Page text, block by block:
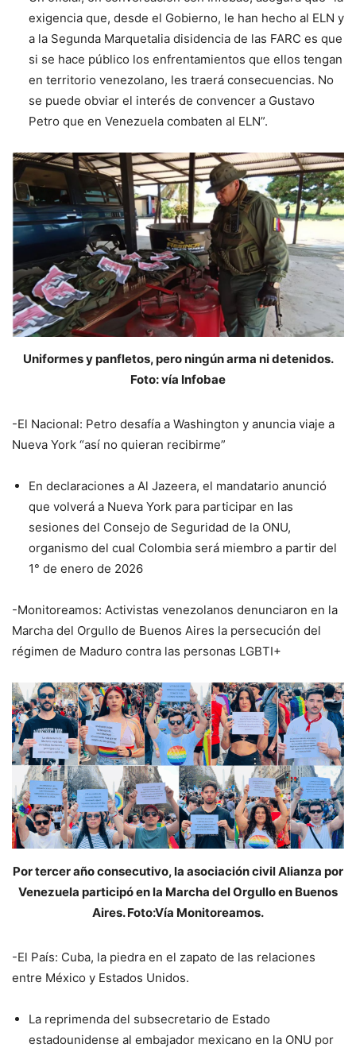
exigencia que, desde el Gobierno, le han hecho al ELN y
a la Segunda Marquetalia disidencia de las FARC es que
si se hace público los enfrentamientos que ellos tengan
en territorio venezolano, les traerá consecuencias. No
se puede obviar el interés de convencer a Gustavo
Petro que en Venezuela combaten al ELN”.
Uniformes y panfletos, pero ningún arma ni detenidos.
Foto: vía Infobae
-El Nacional: Petro desafía a Washington y anuncia viaje a
Nueva York “así no quieran recibirme”
En declaraciones a Al Jazeera, el mandatario anunció
que volverá a Nueva York para participar en las
sesiones del Consejo de Seguridad de la ONU,
organismo del cual Colombia será miembro a partir del
1° de enero de 2026
-Monitoreamos: Activistas venezolanos denunciaron en la
Marcha del Orgullo de Buenos Aires la persecución del
régimen de Maduro contra las personas LGBTI+
Por tercer año consecutivo, la asociación civil Alianza por
Venezuela participó en la Marcha del Orgullo en Buenos
Aires. Foto:Vía Monitoreamos.
-El País: Cuba, la piedra en el zapato de las relaciones
entre México y Estados Unidos.
La reprimenda del subsecretario de Estado
estadounidense al embajador mexicano en la ONU por